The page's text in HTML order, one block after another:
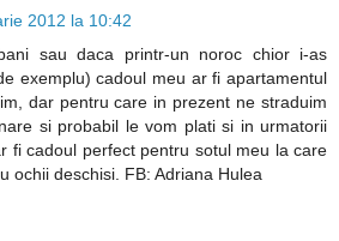
2012 la 10:42
sau daca printr-un noroc chior i-as
exemplu) cadoul meu ar fi apartamentul
dar pentru care in prezent ne straduim
si probabil le vom plati si in urmatorii
fi cadoul perfect pentru sotul meu la care
ochii deschisi. FB: Adriana Hulea